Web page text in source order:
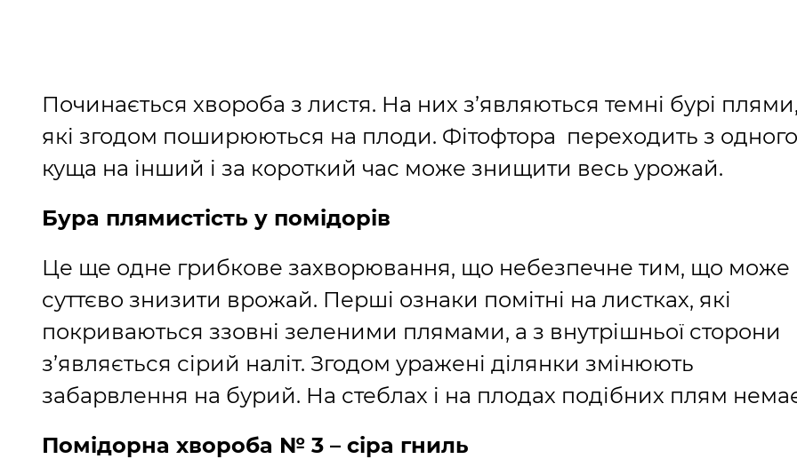
Починається хвороба з листя. На них з’являються темні бурі
які згодом поширюються на плоди. Фітофтора переходить з одного
куща на інший і за короткий час може знищити весь урожай.
Бура плямистість у помідорів
Це ще одне грибкове захворювання, що небезпечне тим, що може
суттєво знизити врожай. Перші ознаки помітні на листках, які
покриваються ззовні зеленими плямами, а з внутрішньої сторони
з’являється сірий наліт. Згодом уражені ділянки змінюють
забарвлення на бурий. На стеблах і на плодах подібних плям
Помідорна хвороба № 3 – сіра гниль